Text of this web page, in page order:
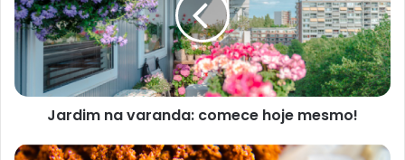
Azeite;
Azeitona sem caroço, opcional.
São ingredientes muito simples e básicos no dia a dia da
descobrir outras formas de prepará-los. Além disso, essa
receita de ovo ao molho de tomate é um prato tão bonito
Jardim na varanda: comece hoje mesmo!